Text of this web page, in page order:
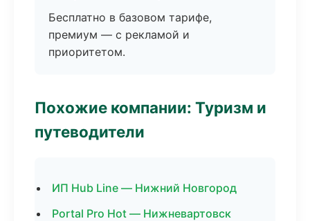
Бесплатно в базовом тарифе,
премиум — с рекламой и
приоритетом.
Похожие компании: Туризм и
путеводители
ИП Hub Line — Нижний Новгород
Portal Pro Hot — Нижневартовск